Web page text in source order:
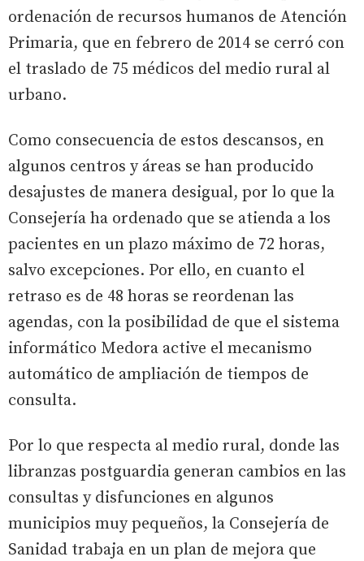
ordenación de recursos humanos de Atención
Primaria, que en febrero de 2014 se cerró con
el traslado de 75 médicos del medio rural al
urbano.
Como consecuencia de estos descansos, en
algunos centros y áreas se han producido
desajustes de manera desigual, por lo que la
Consejería ha ordenado que se atienda a los
pacientes en un plazo máximo de 72 horas,
salvo excepciones. Por ello, en cuanto el
retraso es de 48 horas se reordenan las
agendas, con la posibilidad de que el sistema
informático Medora active el mecanismo
automático de ampliación de tiempos de
consulta.
Por lo que respecta al medio rural, donde las
libranzas postguardia generan cambios en las
consultas y disfunciones en algunos
municipios muy pequeños, la Consejería de
Sanidad trabaja en un plan de mejora que